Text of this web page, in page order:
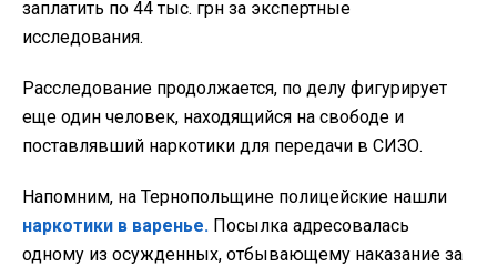
заплатить по 44 тыс. грн за экспертные
исследования.
Расследование продолжается, по делу фигурирует
еще один человек, находящийся на свободе и
поставлявший наркотики для передачи в СИЗО.
Напомним, на Тернопольщине полицейские нашли
наркотики в варенье. Посылка адресовалась
одному из осужденных, отбывающему наказание за